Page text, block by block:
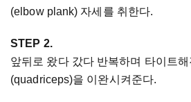
(elbow plank) 자세를 취한다.
STEP 2.
앞뒤로 왔다 갔다 반복하며 타이트해
(quadriceps)을 이완시켜준다.